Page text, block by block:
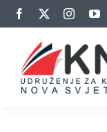
Skip
to
content
Kalendar aktivnosti
Članovi KNS-a